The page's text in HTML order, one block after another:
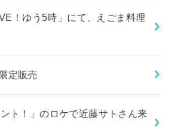
！ゆう5時」にて、えごま料理
定販売
ト！」のロケで近藤サトさん来